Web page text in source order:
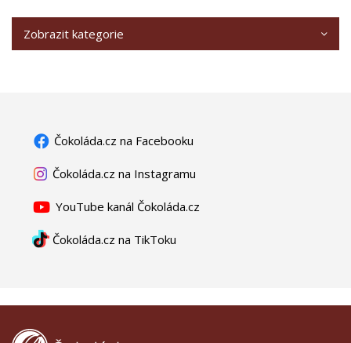
Zobrazit kategorie
Čokoláda.cz na Facebooku
Čokoláda.cz na Instagramu
YouTube kanál Čokoláda.cz
Čokoláda.cz na TikToku